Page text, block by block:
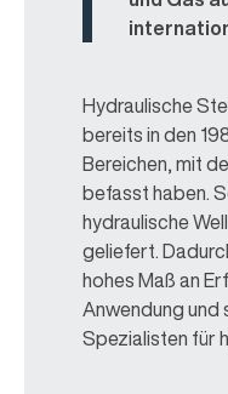
Hydraulische
bereits in den
Bereichen, mit
befasst haben.
hydraulische
geliefert.
hohes Maß an
Anwendung und
Spezialisten für